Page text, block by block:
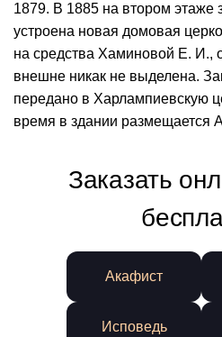
1879. В 1885 на втором этаже
устроена новая домовая
на средства Хаминовой Е. И.,
внешне никак не выделена.
передано в Харлампиевскую
время в здании размещается
Заказать
Акафист
Исповедь